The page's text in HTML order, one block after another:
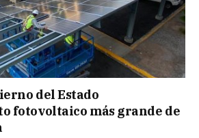
del Estado
fotovoltaico más grande de